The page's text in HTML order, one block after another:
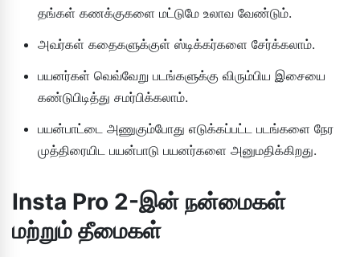
தங்கள் கணக்குகளை மட்டுமே உலாவ வேண்டும்.
அவர்கள் கதைகளுக்குள் ஸ்டிக்கர்களை சேர்க்கலாம்.
பயனர்கள் வெவ்வேறு படங்களுக்கு விரும்பிய இசையை
கண்டுபிடித்து சமர்பிக்கலாம்.
பயன்பாட்டை அணுகும்போது எடுக்கப்பட்ட படங்களை நேர
முத்திரையிட பயன்பாடு பயனர்களை அனுமதிக்கிறது.
Insta Pro 2-இன் நன்மைகள்
மற்றும் தீமைகள்